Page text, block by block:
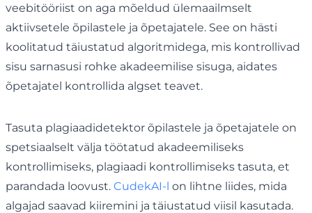
veebitööriist on aga mõeldud ülemaailmselt
aktiivsetele õpilastele ja õpetajatele. See on hästi
koolitatud täiustatud algoritmidega, mis kontrollivad
sisu sarnasusi rohke akadeemilise sisuga, aidates
õpetajatel kontrollida algset teavet.
Tasuta plagiaadidetektor õpilastele ja õpetajatele on
spetsiaalselt välja töötatud akadeemiliseks
kontrollimiseks, plagiaadi kontrollimiseks tasuta, et
parandada loovust. CudekAI-l on lihtne liides, mida
algajad saavad kiiremini ja täiustatud viisil kasutada.